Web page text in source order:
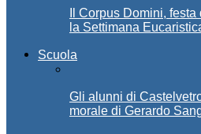
Il Corpus Domini,
la Settimana
Scuola
Gli alunni di
morale di Gerardo